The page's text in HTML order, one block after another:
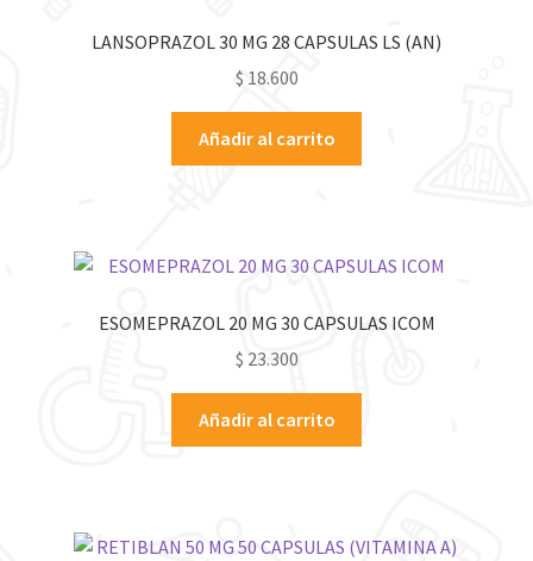
LANSOPRAZOL 30 MG 28 CAPSULAS LS (AN)
$ 18.600
Añadir al carrito
ESOMEPRAZOL 20 MG 30 CAPSULAS ICOM
$ 23.300
Añadir al carrito